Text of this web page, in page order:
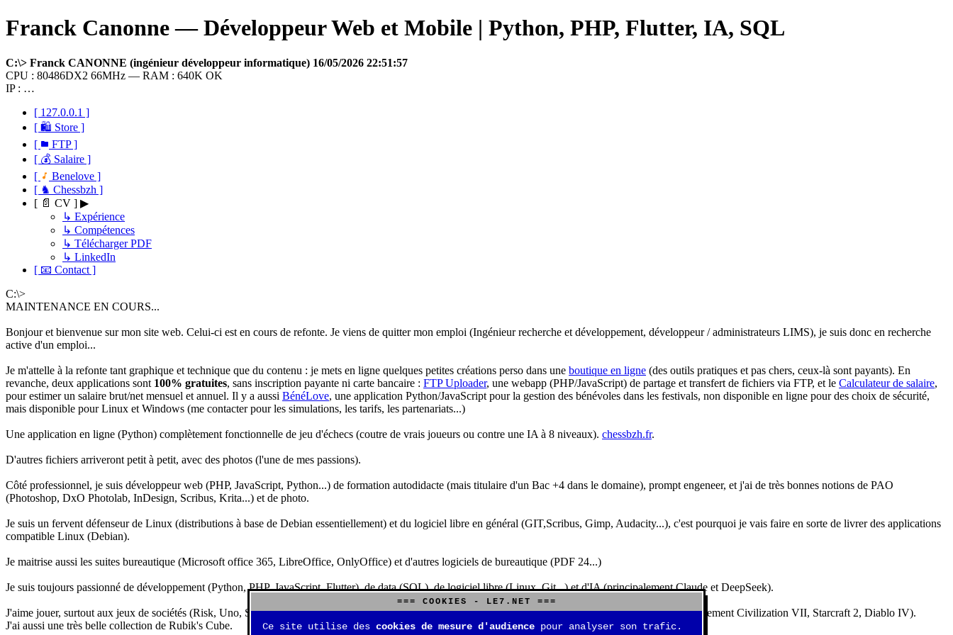
Franck Canonne — Développeur Web et Mobile | Python, PHP, Flutter, IA, SQL
C:\> Franck CANONNE (ingénieur développeur informatique) 16/05/2026 22:51:57
CPU : 80486DX2 66MHz — RAM : 640K OK
IP : …
[ 127.0.0.1 ]
[ 🛍 Store ]
[
FTP ]
[ 💰 Salaire ]
[
Benelove ]
[ ♞ Chessbzh ]
[ 📄 CV ] ▶
↳ Expérience
↳ Compétences
↳ Télécharger PDF
↳ LinkedIn
[ 📧 Contact ]
C:\>
MAINTENANCE EN COURS...
Bonjour et bienvenue sur mon site web. Celui-ci est en cours de refonte. Je viens de quitter mon emploi (Ingénieur recherche et développement, développeur / administrateurs LIMS), je suis donc en recherche
active d'un emploi...
Je m'attelle à la refonte tant graphique et technique que du contenu : je mets en ligne quelques petites créations perso dans une boutique en ligne (des outils pratiques et pas chers, ceux-là sont payants). En
revanche, deux applications sont 100% gratuites, sans inscription payante ni carte bancaire : FTP Uploader, une webapp (PHP/JavaScript) de partage et transfert de fichiers via FTP, et le Calculateur de salaire,
pour estimer un salaire brut/net mensuel et annuel. Il y a aussi BénéLove, une application Python/JavaScript pour la gestion des bénévoles dans les festivals, non disponible en ligne pour des choix de sécurité,
mais disponible pour Linux et Windows (me contacter pour les simulations, les tarifs, les partenariats...)
Une application en ligne (Python) complètement fonctionnelle de jeu d'échecs (coutre de vrais joueurs ou contre une IA à 8 niveaux). chessbzh.fr.
D'autres fichiers arriveront petit à petit, avec des photos (l'une de mes passions).
Côté professionnel, je suis développeur web (PHP, JavaScript, Python...) de formation autodidacte (mais titulaire d'un Bac +4 dans le domaine), prompt engeneer, et j'ai de très bonnes notions de PAO
(Photoshop, DxO Photolab, InDesign, Scribus, Krita...) et de photo.
Je suis un fervent défenseur de Linux (distributions à base de Debian essentiellement) et du logiciel libre en général (GIT,Scribus, Gimp, Audacity...), c'est pourquoi je vais faire en sorte de livrer des applications
compatible Linux (Debian).
Je maitrise aussi les suites bureautique (Microsoft office 365, LibreOffice, OnlyOffice) et d'autres logiciels de bureautique (PDF 24...)
Je suis toujours passionné de développement (Python, PHP, JavaScript, Flutter), de data (SQL), de logiciel libre (Linux, Git...) et d'IA (principalement Claude et DeepSeek).
J'aime jouer, surtout aux jeux de sociétés (Risk, Uno, Scrabble...), mais aussi aux jeux de stratégie (Echecs, Go, Quarto, Tock...) et aux jeux vidéos (essentiellement Civilization VII, Starcraft 2, Diablo IV).
J'ai aussi une très belle collection de Rubik's Cube.
=== COOKIES - LE7.NET ===
Ce site utilise des cookies de mesure d'audience pour analyser son trafic.